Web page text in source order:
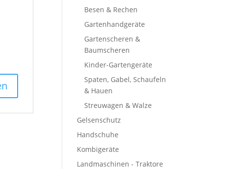
Besen & Rechen
Gartenhandgeräte
Gartenscheren &
Baumscheren
Kinder-Gartengeräte
Spaten, Gabel, Schaufeln
& Hauen
Streuwagen & Walze
Gelsenschutz
Handschuhe
Kombigeräte
Landmaschinen - Traktore